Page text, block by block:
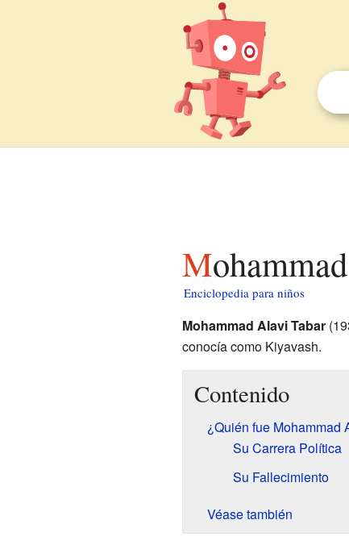
Enciclopedia para niños
Mohammad Alavi Tabar
conocía como Kiyavash.
Contenido
¿Quién fue Mohammad
Su Carrera Política
Su Fallecimiento
Véase también